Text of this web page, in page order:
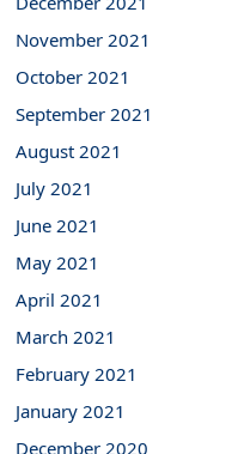
November 2021
October 2021
September 2021
August 2021
July 2021
June 2021
May 2021
April 2021
March 2021
February 2021
January 2021
December 2020